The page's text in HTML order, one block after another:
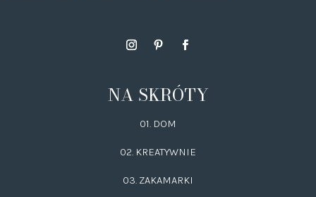
NA SKRÓTY
01. DOM
02. KREATYWNIE
03. ZAKAMARKI